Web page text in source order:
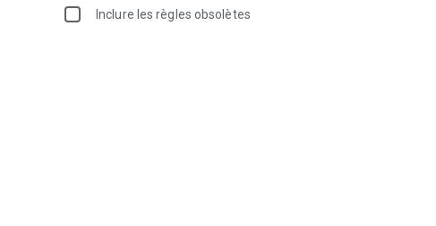
Inclure les règles obsolètes